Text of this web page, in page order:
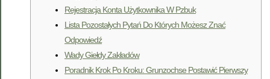
Rejestracja Konta Użytkownika W Pzbuk
Lista Pozostałych Pytań Do Których Możesz Znać
Odpowiedź
Wady Giełdy Zakładów
Poradnik Krok Po Kroku: Grunzochse Postawić Pierwszy